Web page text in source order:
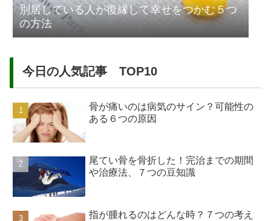
別居している人が復縁して幸せをつかむ５つ
の方法
今日の人気記事 TOP10
骨が痛いのは病気のサイン？可能性の
ある６つの原因
尾てい骨を骨折した！完治までの期間
や治療法、７つの豆知識
指が腫れるのはどんな時？７つの考え